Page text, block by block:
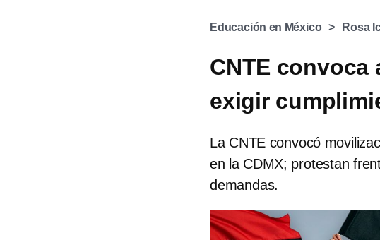
Educación en México Rosa
CNTE convoca
exigir
La CNTE convocó
en la CDMX; protestan
demandas.